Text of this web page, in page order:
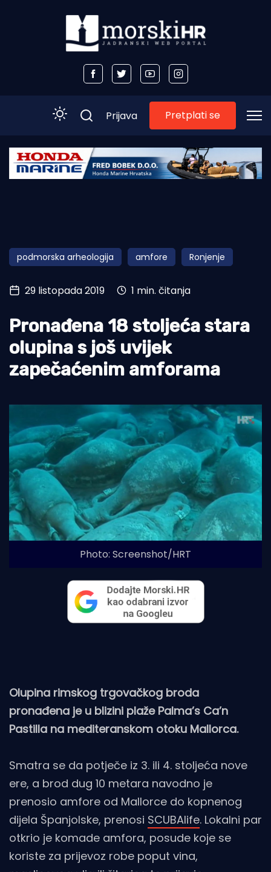
Početna
Obala
Otoci
Turizam i nautika
Pomorstvo
Ribolov
Ekologija
Prijava Pretplati se
podmorska arheologija amfore Ronjenje
29 listopada 2019 1 min. čitanja
Pronađena 18 stoljeća stara
olupina s još uvijek
zapečaćenim amforama
Photo: Screenshot/HRT
Olupina rimskog trgovačkog broda
pronađena je u blizini plaže Palma’s Ca’n
Pastilla na mediteranskom otoku Mallorca.
Smatra se da potječe iz 3. ili 4. stoljeća nove
ere, a brod dug 10 metara navodno je
prenosio amfore od Mallorce do kopnenog
dijela Španjolske, prenosi SCUBAlife. Lokalni par
otkrio je komade amfora, posude koje se
koriste za prijevoz robe poput vina,